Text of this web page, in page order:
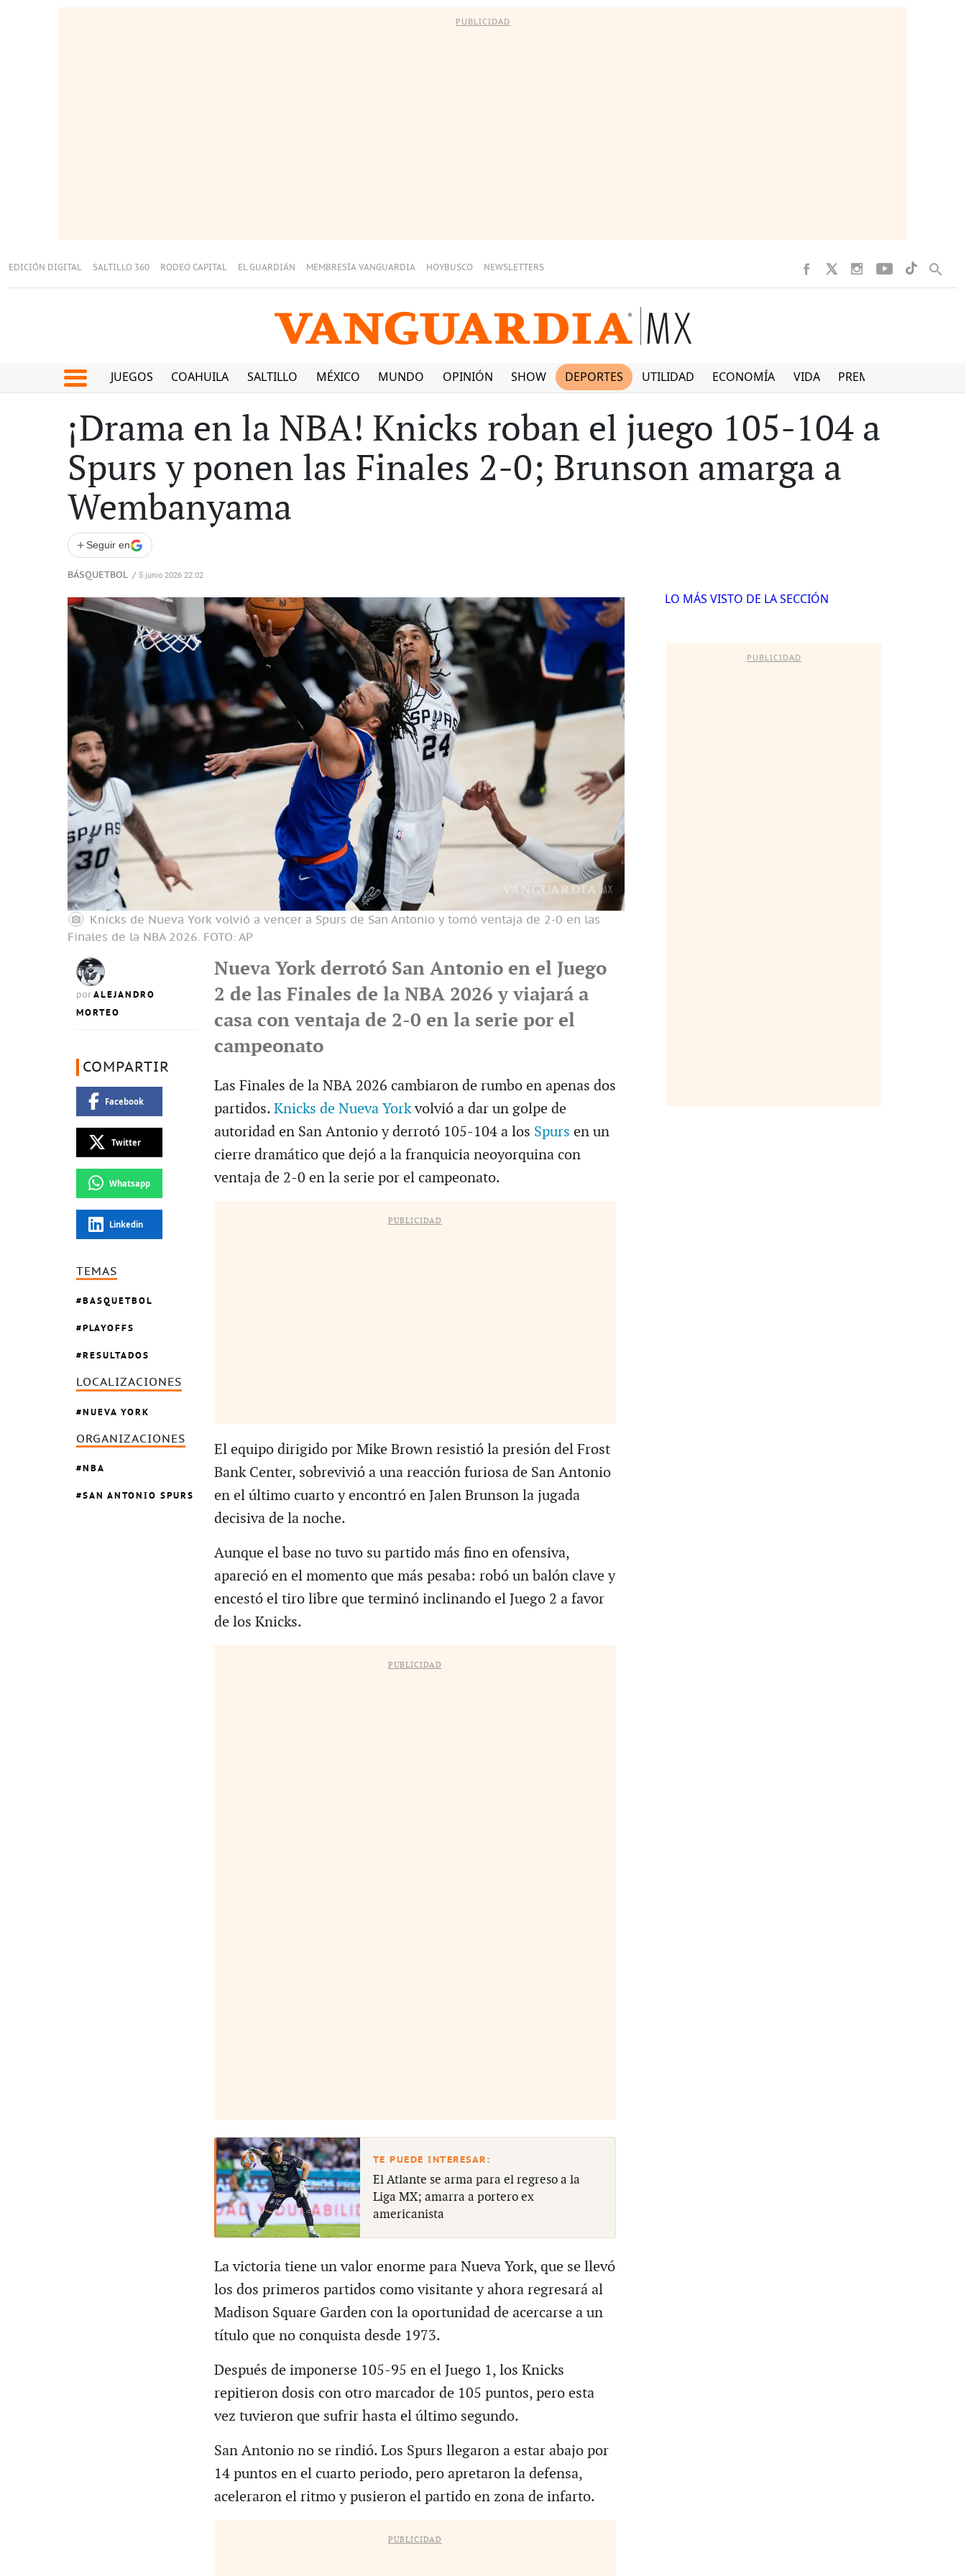
PUBLICIDAD
EDICIÓN DIGITAL SALTILLO 360 RODEO CAPITAL EL GUARDIÁN MEMBRESÍA VANGUARDIA HOYBUSCO NEWSLETTERS
JUEGOS COAHUILA SALTILLO MÉXICO MUNDO OPINIÓN SHOW DEPORTES UTILIDAD ECONOMÍA VIDA PREMIUM
¡Drama en la NBA! Knicks roban el juego 105-104 a
Spurs y ponen las Finales 2-0; Brunson amarga a
Wembanyama
+ Seguir en
BÁSQUETBOL / 5 junio 2026 22:02
Knicks de Nueva York volvió a vencer a Spurs de San Antonio y tomó ventaja de 2-0 en las
Finales de la NBA 2026. FOTO: AP
por ALEJANDRO
MORTEO
COMPARTIR
Facebook
Twitter
Whatsapp
Linkedin
TEMAS
BASQUETBOL
PLAYOFFS
RESULTADOS
LOCALIZACIONES
NUEVA YORK
ORGANIZACIONES
NBA
SAN ANTONIO SPURS
Nueva York derrotó San Antonio en el Juego
2 de las Finales de la NBA 2026 y viajará a
casa con ventaja de 2-0 en la serie por el
campeonato
Las Finales de la NBA 2026 cambiaron de rumbo en apenas dos
partidos. Knicks de Nueva Yorkvolvió a dar un golpe de
autoridad en San Antonio y derrotó 105-104 a los Spurs en un
cierre dramático que dejó a la franquicia neoyorquina con
ventaja de 2-0 en la serie por el campeonato.
PUBLICIDAD
El equipo dirigido por Mike Brown resistió la presión del Frost
Bank Center, sobrevivió a una reacción furiosa de San Antonio
en el último cuarto y encontró en Jalen Brunson la jugada
decisiva de la noche.
Aunque el base no tuvo su partido más fino en ofensiva,
apareció en el momento que más pesaba: robó un balón clave y
encestó el tiro libre que terminó inclinando el Juego 2 a favor
de los Knicks.
PUBLICIDAD
El Atlante se arma para el regreso a la
Liga MX; amarra a portero ex
americanista
La victoria tiene un valor enorme para Nueva York, que se llevó
los dos primeros partidos como visitante y ahora regresará al
Madison Square Garden con la oportunidad de acercarse a un
título que no conquista desde 1973.
Después de imponerse 105-95 en el Juego 1, los Knicks
repitieron dosis con otro marcador de 105 puntos, pero esta
vez tuvieron que sufrir hasta el último segundo.
San Antonio no se rindió. Los Spurs llegaron a estar abajo por
14 puntos en el cuarto periodo, pero apretaron la defensa,
aceleraron el ritmo y pusieron el partido en zona de infarto.
PUBLICIDAD
LO MÁS VISTO DE LA SECCIÓN
PUBLICIDAD